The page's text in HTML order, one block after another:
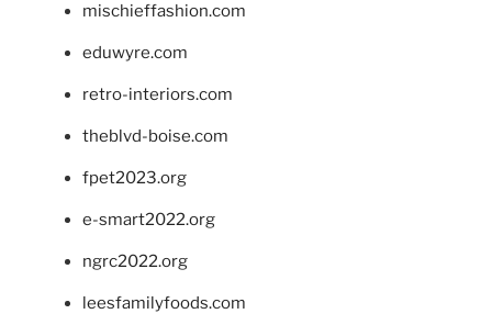
mischieffashion.com
eduwyre.com
retro-interiors.com
theblvd-boise.com
fpet2023.org
e-smart2022.org
ngrc2022.org
leesfamilyfoods.com